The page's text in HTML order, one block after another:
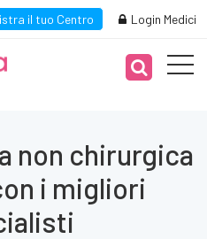
il tuo Centro Login Medici
non chirurgica
i migliori